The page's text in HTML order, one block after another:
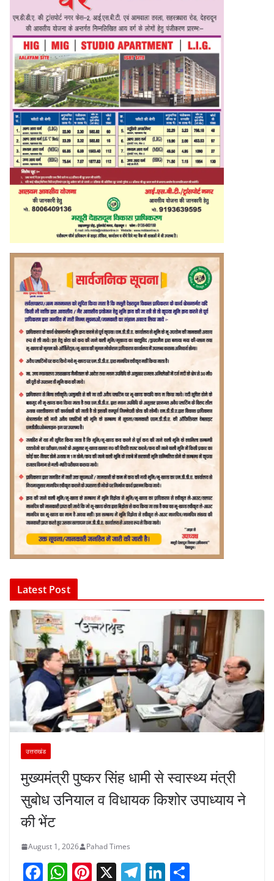
Latest Post
उत्तराखंड
मुख्यमंत्री पुष्कर सिंह धामी से स्वास्थ्य मंत्री
सुबोध उनियाल व विधायक किशोर उपाध्याय ने
की भेंट
August 1, 2026 Pahad Times
F W Pi X T Li